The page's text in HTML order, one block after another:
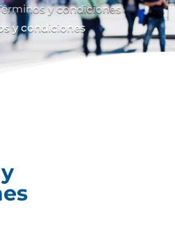
y condiciones
y condiciones